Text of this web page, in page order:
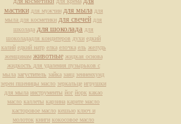
мастики для мужчин для мыла для
мыла для косметики для свечей для
школада для шоколада для
шоколададля кондитеров духи едкий
калий едкий натр елка елочка ель желудь
женщинам животные жидкая основа
жидкость для удаления пузырьков с
мыла загуститель зайка заяц зенненхунд
зерен пшеницы масло зеркальце игрушки
для мыла инструменты йог йорк какао
масло каллеты карзина карите масло
касторовое масло кешью ключ и
молоток книги кокосовое масло